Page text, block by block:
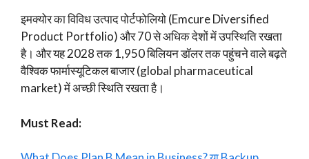
इमक्योर का विविध उत्पाद पोर्टफोलियो (Emcure Diversified
Product Portfolio) और 70 से अधिक देशों में उपस्थिति रखता
है। और यह 2028 तक 1,950 बिलियन डॉलर तक पहुंचने वाले बढ़ते
वैश्विक फार्मास्यूटिकल बाजार (global pharmaceutical
market) में अच्छी स्थिति रखता है।
Must Read: